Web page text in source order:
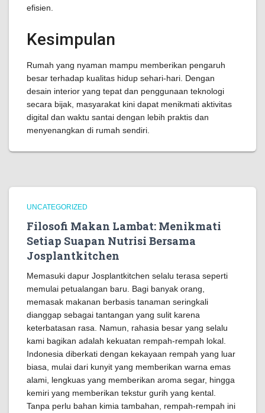
efisien.
Kesimpulan
Rumah yang nyaman mampu memberikan pengaruh
besar terhadap kualitas hidup sehari-hari. Dengan
desain interior yang tepat dan penggunaan teknologi
secara bijak, masyarakat kini dapat menikmati aktivitas
digital dan waktu santai dengan lebih praktis dan
menyenangkan di rumah sendiri.
UNCATEGORIZED
Filosofi Makan Lambat: Menikmati
Setiap Suapan Nutrisi Bersama
Josplantkitchen
Memasuki dapur Josplantkitchen selalu terasa seperti
memulai petualangan baru. Bagi banyak orang,
memasak makanan berbasis tanaman seringkali
dianggap sebagai tantangan yang sulit karena
keterbatasan rasa. Namun, rahasia besar yang selalu
kami bagikan adalah kekuatan rempah-rempah lokal.
Indonesia diberkati dengan kekayaan rempah yang luar
biasa, mulai dari kunyit yang memberikan warna emas
alami, lengkuas yang memberikan aroma segar, hingga
kemiri yang memberikan tekstur gurih yang kental.
Tanpa perlu bahan kimia tambahan, rempah-rempah ini